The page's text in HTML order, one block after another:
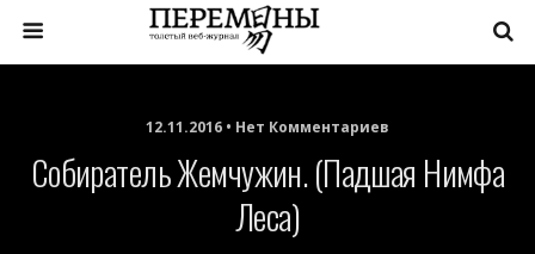
12.11.2016 • Нет Комментариев
Собиратель Жемчужин. (Падшая Нимфа
Леса)